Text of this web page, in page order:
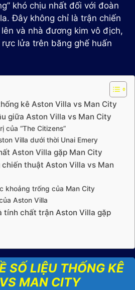
khó chịu nhất đối với đoàn
Đây không chỉ là trận chiến
và nhà đương kim vô địch,
lửa trên băng ghế huấn
kê Aston Villa vs Man City
giữa Aston Villa vs Man City
của “The Citizens”
Villa dưới thời Unai Emery
Aston Villa gặp Man City
thuật Aston Villa vs Man
khoảng trống của Man City
Aston Villa
tính chất trận Aston Villa gặp
SỐ LIỆU THỐNG KÊ
MAN CITY